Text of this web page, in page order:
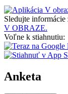
Sledujte
V OBRAZE.
Voľne k stiahnutiu:
Anketa